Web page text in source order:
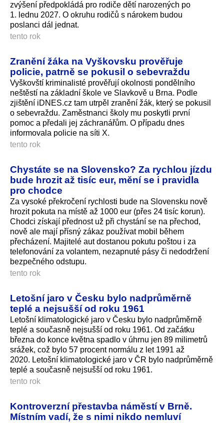
zvýšení předpokládá pro rodiče dětí narozených po
1. lednu 2027. O okruhu rodičů s nárokem budou
poslanci dál jednat.
tento rok
Zranění žáka na Vyškovsku prověřuje
policie, patrně se pokusil o sebevraždu
Vyškovští kriminalisté prověřují okolnosti pondělního
neštěstí na základní škole ve Slavkově u Brna. Podle
zjištění iDNES.cz tam utrpěl zranění žák, který se pokusil
o sebevraždu. Zaměstnanci školy mu poskytli první
pomoc a předali jej záchranářům. O případu dnes
informovala policie na síti X.
tento rok
Chystáte se na Slovensko? Za rychlou jízdu
bude hrozit až tisíc eur, mění se i pravidla
pro chodce
Za vysoké překročení rychlosti bude na Slovensku nově
hrozit pokuta na místě až 1000 eur (přes 24 tisíc korun).
Chodci získají přednost už při chystání se na přechod,
nově ale mají přísný zákaz používat mobil během
přecházení. Majitelé aut dostanou pokutu poštou i za
telefonování za volantem, nezapnuté pásy či nedodržení
bezpečného odstupu.
tento rok
Letošní jaro v Česku bylo nadprůměrně
teplé a nejsušší od roku 1961
Letošní klimatologické jaro v Česku bylo nadprůměrně
teplé a současně nejsušší od roku 1961. Od začátku
března do konce května spadlo v úhrnu jen 89 milimetrů
srážek, což bylo 57 procent normálu z let 1991 až
2020. Letošní klimatologické jaro v ČR bylo nadprůměrně
teplé a současně nejsušší od roku 1961.
tento rok
Kontroverzní přestavba náměstí v Brně.
Místním vadí, že s nimi nikdo nemluví